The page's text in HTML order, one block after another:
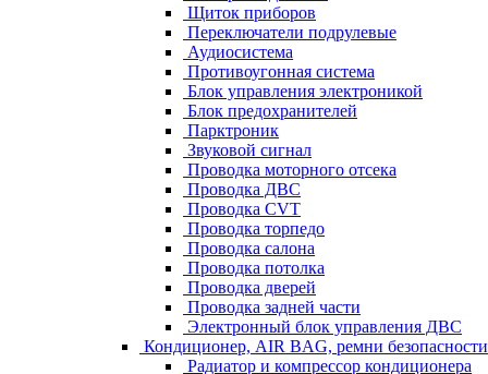
Щиток приборов
Переключатели подрулевые
Аудиосистема
Противоугонная система
Блок управления электроникой
Блок предохранителей
Парктроник
Звуковой сигнал
Проводка моторного отсека
Проводка ДВС
Проводка CVT
Проводка торпедо
Проводка салона
Проводка потолка
Проводка дверей
Проводка задней части
Электронный блок управления ДВС
Кондиционер, AIR BAG, ремни безопасности
Радиатор и компрессор кондиционера